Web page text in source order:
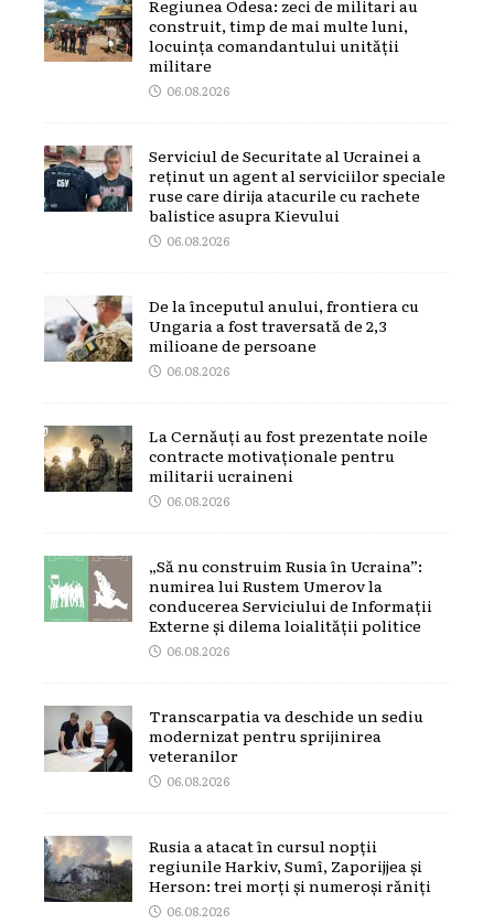
Regiunea Odesa: zeci de militari au
construit, timp de mai multe luni,
locuința comandantului unității
militare
06.08.2026
Serviciul de Securitate al Ucrainei a
reținut un agent al serviciilor speciale
ruse care dirija atacurile cu rachete
balistice asupra Kievului
06.08.2026
De la începutul anului, frontiera cu
Ungaria a fost traversată de 2,3
milioane de persoane
06.08.2026
La Cernăuți au fost prezentate noile
contracte motivaționale pentru
militarii ucraineni
06.08.2026
„Să nu construim Rusia în Ucraina”:
numirea lui Rustem Umerov la
conducerea Serviciului de Informații
Externe și dilema loialității politice
06.08.2026
Transcarpatia va deschide un sediu
modernizat pentru sprijinirea
veteranilor
06.08.2026
Rusia a atacat în cursul nopții
regiunile Harkiv, Sumî, Zaporijjea și
Herson: trei morți și numeroși răniți
06.08.2026